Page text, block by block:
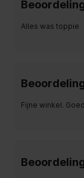
Alles was toppie
Fijne winkel.